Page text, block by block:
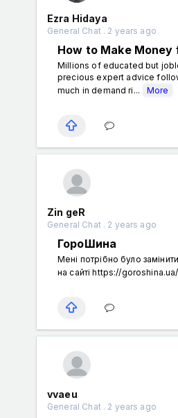
Ezra Hidaya
General Chat . 2 years ago
How to Make
​​​​Millions of educated but
precious expert advice
much in demand ri...
More
Zin geR
General Chat . 2 years ago
ГороШина
Мені потрібно було
на сайті https://
vvaeu
General Chat . 2 years ago